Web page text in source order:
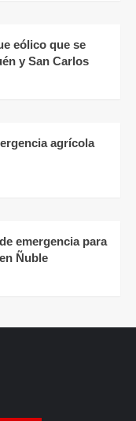
eólico que se
y San Carlos
agrícola
emergencia para
Ñuble